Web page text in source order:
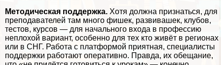
Методическая поддержка. Хотя должна признаться, для
преподавателей там много фишек, развивашек, клубов,
тестов, курсов — для начального входа в профессию
неплохой вариант, особенно для тех кто живёт в регионах
или в СНГ. Работа с платформой приятная, специалисты
поддержки работают оперативно. Правда, их обещание,